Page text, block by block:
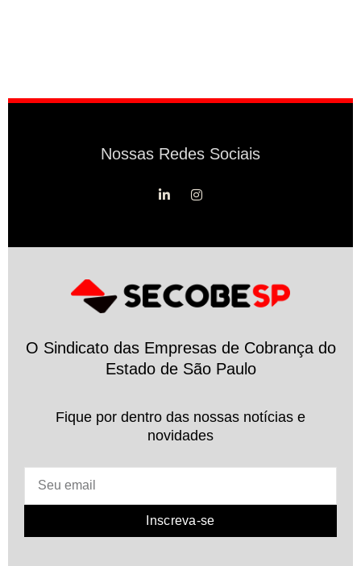
Nossas Redes Sociais
O Sindicato das Empresas de Cobrança do
Estado de São Paulo
Fique por dentro das nossas notícias e
novidades
Inscreva-se